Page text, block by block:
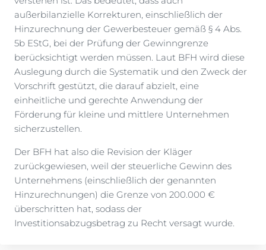
außerbilanzielle Korrekturen, einschließlich der
Hinzurechnung der Gewerbesteuer gemäß § 4 Abs.
5b EStG, bei der Prüfung der Gewinngrenze
berücksichtigt werden müssen. Laut BFH wird diese
Auslegung durch die Systematik und den Zweck der
Vorschrift gestützt, die darauf abzielt, eine
einheitliche und gerechte Anwendung der
Förderung für kleine und mittlere Unternehmen
sicherzustellen.
Der BFH hat also die Revision der Kläger
zurückgewiesen, weil der steuerliche Gewinn des
Unternehmens (einschließlich der genannten
Hinzurechnungen) die Grenze von 200.000 €
überschritten hat, sodass der
Investitionsabzugsbetrag zu Recht versagt wurde.